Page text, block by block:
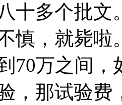
十多个批文
慎，就毙啦
70万之间
，那试验费